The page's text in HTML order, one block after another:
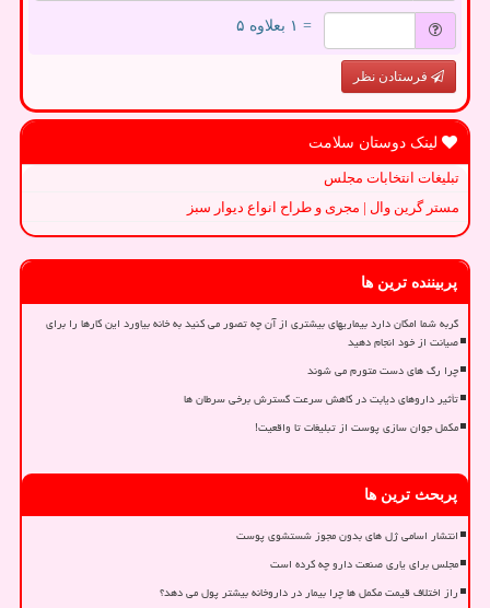
= ۱ بعلاوه ۵
فرستادن نظر
لینک دوستان سلامت
تبلیغات انتخابات مجلس
مستر گرین وال | مجری و طراح انواع دیوار سبز
پربیننده ترین ها
گربه شما امکان دارد بیماریهای بیشتری از آن چه تصور می کنید به خانه بیاورد این کارها را برای
صیانت از خود انجام دهید
چرا رگ های دست متورم می شوند
تأثیر داروهای دیابت در کاهش سرعت گسترش برخی سرطان ها
مکمل جوان سازی پوست از تبلیغات تا واقعیت!
پربحث ترین ها
انتشار اسامی ژل های بدون مجوز شستشوی پوست
مجلس برای یاری صنعت دارو چه کرده است
راز اختلاف قیمت مکمل ها چرا بیمار در داروخانه بیشتر پول می دهد؟